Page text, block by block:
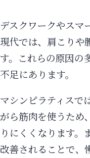
デスクワークやスマ
現代では、肩こりや
す。これらの原因の
不足にあります。
マシンピラティスで
がら筋肉を使うため
りにくくなります。
改善されることで、